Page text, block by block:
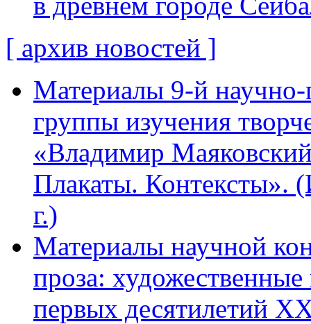
[ архив новостей ]
Материалы 9-й научно-
группы изучения
«Владимир
Плакаты.
г.)
Материалы научной
проза: художественные
первых десятилетий